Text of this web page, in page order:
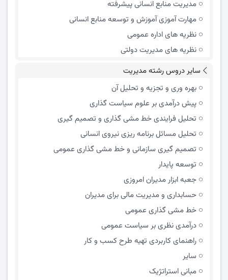
مدیریت منابع انسانی پیشرفته
مهارت آموزی آموزش و توسعه منابع انسانی
نظریه های اداره عمومی
نظریه های مدیریت دولتی
سایر دروس رشته مدیریت
بهره وری و تجزیه و تحلیل آن
پیش درآمدی بر علوم سیاست گذاری
تحلیل فرایندی خط مشی گذاری و تصمیم گیری
تحلیل مسائل برنامه ریزی نیروی انسانی
تصمیم گیری سازمانی و خط مشی گذاری عمومی
توسعه پایدار
جعبه ابزار مدیران امروزی
حسابداری و مدیریت مالی برای مدیران
خط مشی گذاری عمومی
درآمدی نظری بر سیاست عمومی
راهنمای کاربردی تهیه طرح کسب و کار
سایر
مبانی استراتژیک